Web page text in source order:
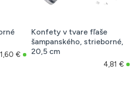
1,60 €
Konfety v tvare fľaše
šampanského, strieborné,
20,5 cm
4,81 €